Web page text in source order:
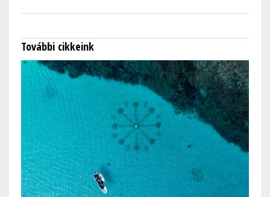
További cikkeink